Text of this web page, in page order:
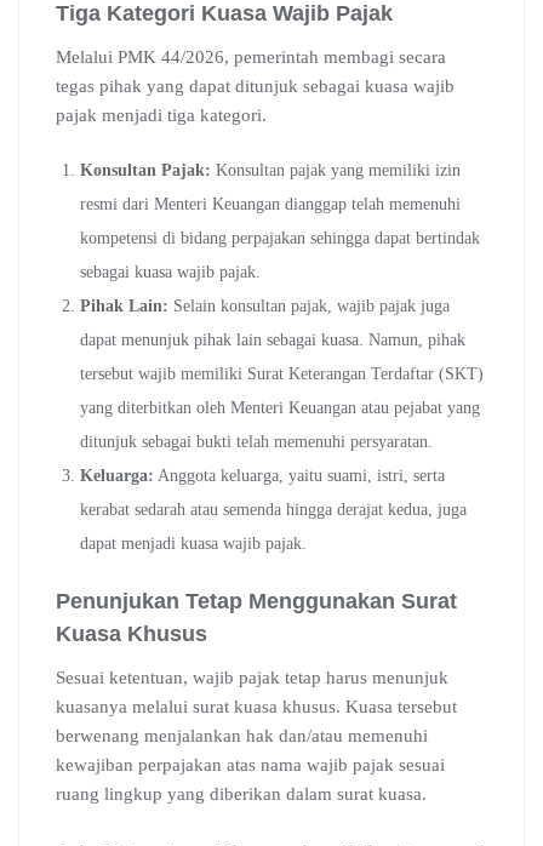
Tiga Kategori Kuasa Wajib Pajak
Melalui PMK 44/2026, pemerintah membagi secara
tegas pihak yang dapat ditunjuk sebagai kuasa wajib
pajak menjadi tiga kategori.
Konsultan Pajak: Konsultan pajak yang memiliki izin
resmi dari Menteri Keuangan dianggap telah memenuhi
kompetensi di bidang perpajakan sehingga dapat bertindak
sebagai kuasa wajib pajak.
Pihak Lain: Selain konsultan pajak, wajib pajak juga
dapat menunjuk pihak lain sebagai kuasa. Namun, pihak
tersebut wajib memiliki Surat Keterangan Terdaftar (SKT)
yang diterbitkan oleh Menteri Keuangan atau pejabat yang
ditunjuk sebagai bukti telah memenuhi persyaratan.
Keluarga: Anggota keluarga, yaitu suami, istri, serta
kerabat sedarah atau semenda hingga derajat kedua, juga
dapat menjadi kuasa wajib pajak.
Penunjukan Tetap Menggunakan Surat
Kuasa Khusus
Sesuai ketentuan, wajib pajak tetap harus menunjuk
kuasanya melalui surat kuasa khusus. Kuasa tersebut
berwenang menjalankan hak dan/atau memenuhi
kewajiban perpajakan atas nama wajib pajak sesuai
ruang lingkup yang diberikan dalam surat kuasa.